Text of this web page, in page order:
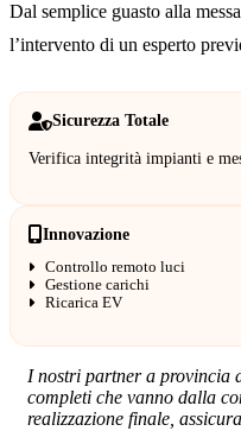
Dal semplice guasto alla
l’intervento di un esperto
Sicurezza Totale
Verifica integrità impianti e
Innovazione
Controllo remoto luci
Gestione carichi
Ricarica EV
I nostri partner a provincia
completi che vanno dalla
realizzazione finale,